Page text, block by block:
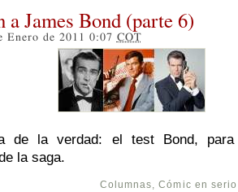
a James Bond (parte 6)
Enero de 2011 0:07 COT
de la verdad: el test Bond, para
la saga.
Columnas,Cómic en serio